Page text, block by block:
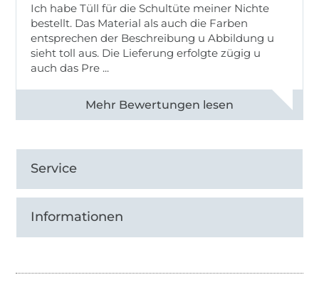
Ich habe Tüll für die Schultüte meiner Nichte
bestellt. Das Material als auch die Farben
entsprechen der Beschreibung u Abbildung u
sieht toll aus. Die Lieferung erfolgte zügig u
auch das Pre ...
Alle 82950 Bewertungen ansehen
Service
Informationen